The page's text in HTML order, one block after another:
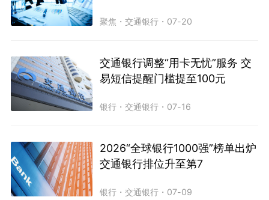
聚焦 ・交通银行 ・ 07-20
交通银行调整“用卡无忧”服务 交
易短信提醒门槛提至100元
银行 ・交通银行 ・ 07-16
2026“全球银行1000强”榜单出炉
交通银行排位升至第7
银行 ・交通银行 ・ 07-09